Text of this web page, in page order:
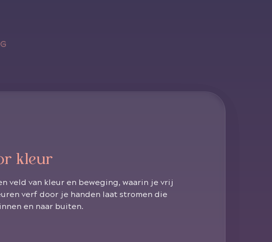
kleur
veld van kleur en beweging, waarin je vrij
verf door je handen laat stromen die
en naar buiten.